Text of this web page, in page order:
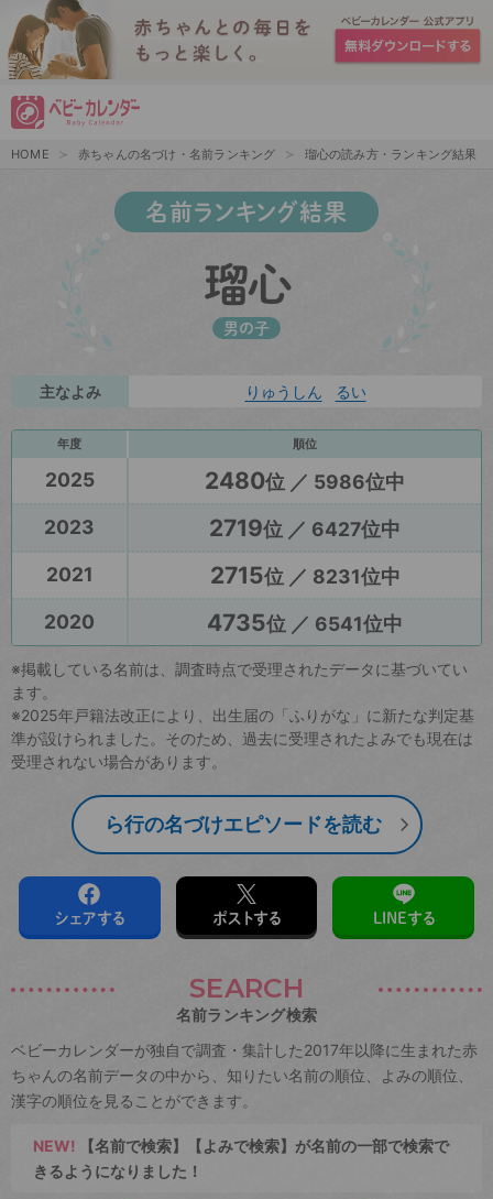
HOME 赤ちゃんの名づけ・名前ランキング 瑠心の読み方・ランキング結果
名前ランキング結果
瑠心
男の子
主なよみ りゅうしん るい
年度 順位
2025 2480位 ／ 5986位中
2023
2719位 ／ 6427位中
2021
2715位 ／ 8231位中
2020
4735位 ／ 6541位中
※掲載している名前は、調査時点で受理されたデータに基づいてい
ます。
※2025年戸籍法改正により、出生届の「ふりがな」に新たな判定基
準が設けられました。そのため、過去に受理されたよみでも現在は
受理されない場合があります。
ら行の名づけエピソードを読む
シェアする ポストする LINEする
SEARCH
名前ランキング検索
ベビーカレンダーが独自で調査・集計した2017年以降に生まれた赤
ちゃんの名前データの中から、知りたい名前の順位、よみの順位、
漢字の順位を見ることができます。
NEW! 【名前で検索】【よみで検索】が名前の一部で検索で
きるようになりました！